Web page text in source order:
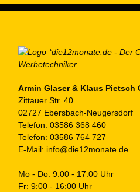
Armin Glaser & Klaus Pietsch
Zittauer Str. 40
02727 Ebersbach-Neugersdorf
Telefon: 03586 368 460
Telefon: 03586 764 727
E-Mail: info@die12monate.de
Mo - Do: 9:00 - 17:00 Uhr
Fr: 9:00 - 16:00 Uhr